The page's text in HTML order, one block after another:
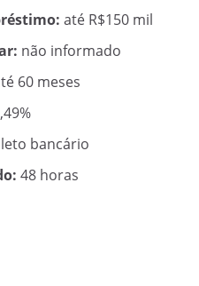
até R$150 mil
não informado
60 meses
bancário
48 horas